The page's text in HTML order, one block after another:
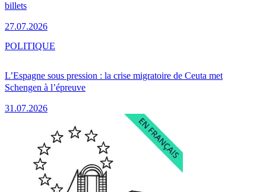
billets
27.07.2026
L’Espagne sous pression : la crise migratoire de Ceuta met
Schengen à l’épreuve
31.07.2026
POLITIQUE